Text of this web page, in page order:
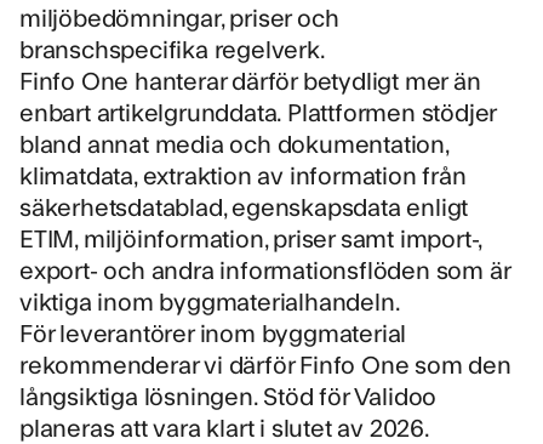
miljöbedömningar, priser och
branschspecifika regelverk.
Finfo One hanterar därför betydligt mer än
enbart artikelgrunddata. Plattformen stödjer
bland annat media och dokumentation,
klimatdata, extraktion av information från
säkerhetsdatablad, egenskapsdata enligt
ETIM, miljöinformation, priser samt import-,
export- och andra informationsflöden som är
viktiga inom byggmaterialhandeln.
För leverantörer inom byggmaterial
rekommenderar vi därför Finfo One som den
långsiktiga lösningen. Stöd för Validoo
planeras att vara klart i slutet av 2026.